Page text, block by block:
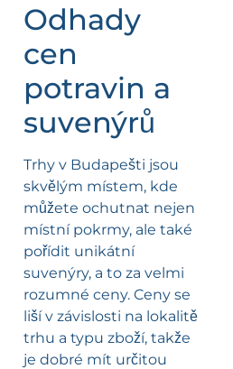
Odhady
cen
potravin a
suvenýrů
Trhy v Budapešti jsou
skvělým místem, kde
můžete ochutnat nejen
místní pokrmy, ale také
pořídit unikátní
suvenýry, a to za velmi
rozumné ceny. Ceny se
liší v závislosti na lokalitě
trhu a typu zboží, takže
je dobré mít určitou